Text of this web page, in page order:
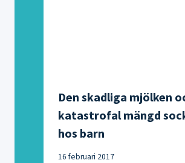
Den skadliga mjölken
katastrofal mängd
hos barn
16 februari 2017